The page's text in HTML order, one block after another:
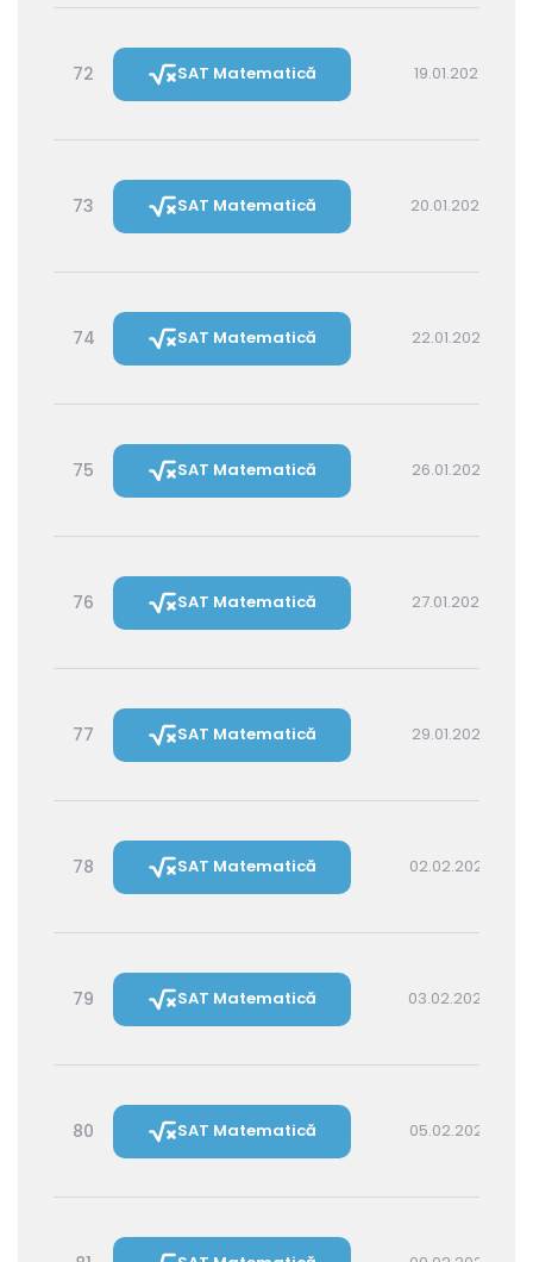
72 SAT Matematică 19.01.2027 16:00
73 SAT Matematică 20.01.2027 14:30
74 SAT Matematică 22.01.2027 16:00
75 SAT Matematică 26.01.2027 16:00
76 SAT Matematică 27.01.2027 14:30
77 SAT Matematică 29.01.2027 16:00
78 SAT Matematică 02.02.2027 16:00
79 SAT Matematică 03.02.2027 14:30
80 SAT Matematică 05.02.2027 16:00